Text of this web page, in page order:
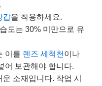
갑을 착용하세요.
도는 30% 미만으로 유
이를 렌즈 세척천 이나
어 보관해야 합니다.
소재입니다. 작업 시